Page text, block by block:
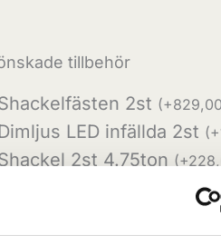
tillbehör
2st (+829,00
LED infällda 2st (+
2st 4.75ton (+
Lägg till i